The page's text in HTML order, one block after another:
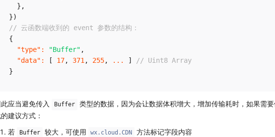
} ,
})
// 云函数端收到的 event 参数的结构：
{
"type" : "Buffer" ,
"data" : [ 17, 371 , 255, ... ]
// Uint8 Array
}
应当避免传入 Buffer 类型的数据，因为会让数据体积增大，增加传输耗时，如果需
建议方式：
若
Buffer 较大，可使用 wx.cloud.CDN
方法标记字段内容